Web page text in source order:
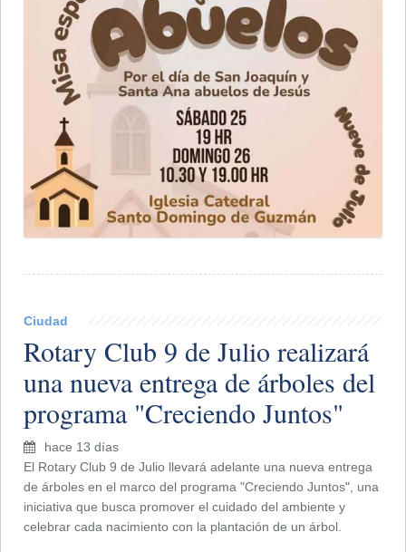
Ciudad
Rotary Club 9 de Julio realizará
una nueva entrega de árboles del
programa "Creciendo Juntos"
hace 13 días
El Rotary Club 9 de Julio llevará adelante una nueva entrega
de árboles en el marco del programa "Creciendo Juntos", una
iniciativa que busca promover el cuidado del ambiente y
celebrar cada nacimiento con la plantación de un árbol.